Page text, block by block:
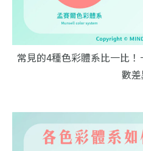
常見的4種色彩體系比一比
數